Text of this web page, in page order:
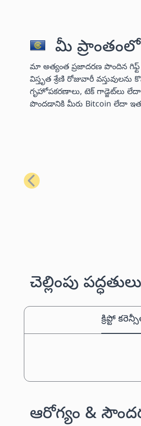
మీ ప్రాంతంలో
మా అత్యంత ప్రజాదరణ పొందిన గిఫ్ట్
విస్తృత శ్రేణి రోజువారీ
గృహోపకరణాలు, టెక్ గాడ్జెట్‌లు
పొందడానికి మీరు Bitcoin లేదా
మునుపటి
చెల్లింపు పద్ధతులు
క్రిప్టో
ఆరోగ్యం &